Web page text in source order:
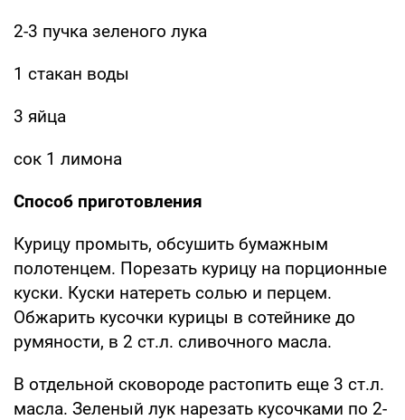
2-3 пучка зеленого лука
1 стакан воды
3 яйца
сок 1 лимона
Способ приготовления
Курицу промыть, обсушить бумажным
полотенцем. Порезать курицу на порционные
куски. Куски натереть солью и перцем.
Обжарить кусочки курицы в сотейнике до
румяности, в 2 ст.л. сливочного масла.
В отдельной сковороде растопить еще 3 ст.л.
масла. Зеленый лук нарезать кусочками по 2-